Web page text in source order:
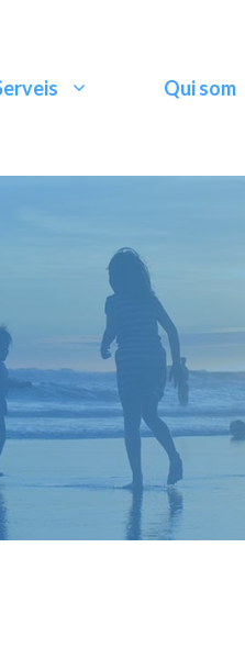
Qui som